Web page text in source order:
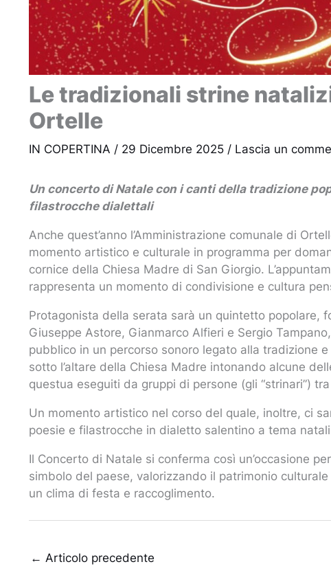
Le tradizionali strine
Ortelle
IN COPERTINA / 29 Dicembre 2025 / Lascia un
Un concerto di Natale con i canti della tradizione
filastrocche dialettali
Anche quest’anno l’Amministrazione comunale di
momento artistico e culturale in programma per
cornice della Chiesa Madre di San Giorgio.
rappresenta un momento di condivisione e cultura
Protagonista della serata sarà un quintetto popolare,
Giuseppe Astore, Gianmarco Alfieri e Sergio
pubblico in un percorso sonoro legato alla tradizione
sotto l’altare della Chiesa Madre intonando alcune
questua eseguiti da gruppi di persone (gli “strinari”) tra
Un momento artistico nel corso del quale, inoltre, ci
poesie e filastrocche in dialetto salentino a tema
Il Concerto di Natale si conferma così un’occasione
simbolo del paese, valorizzando il patrimonio
un clima di festa e raccoglimento.
← Articolo precedente